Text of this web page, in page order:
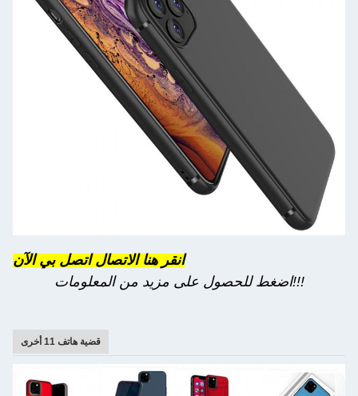
انقر هنا الاتصال اتصل بي الآن
اضغط للحصول على مزيد من المعلومات!!!
قضية هاتف 11 أخرى